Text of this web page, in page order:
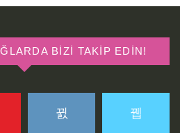
BIZI TAKIP EDIN!